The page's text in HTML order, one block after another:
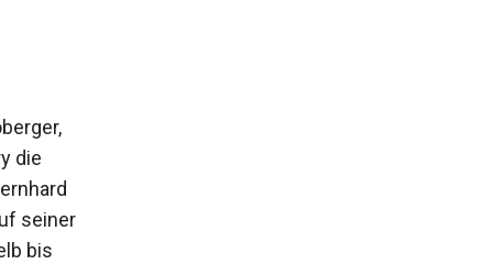
die
seiner
bis